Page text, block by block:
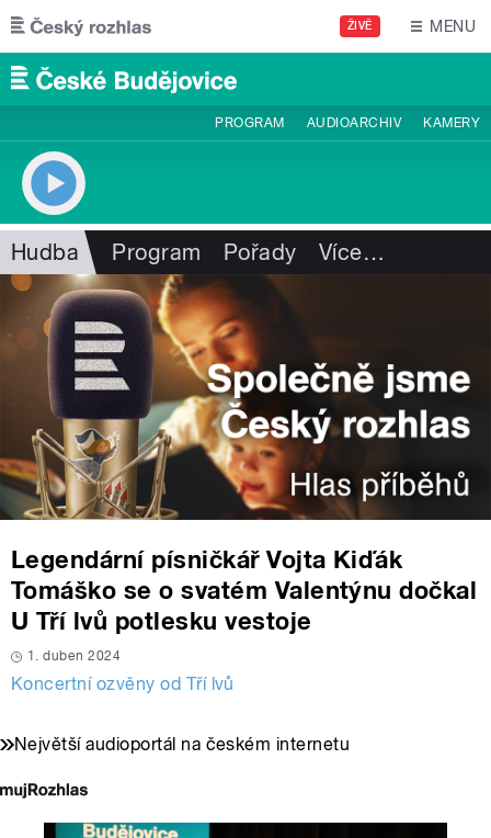
Přejít k hlavnímu obsahu
ŽIVĚ MENU
PROGRAM AUDIOARCHIV KAMERY
Hudba Program Pořady Více…
Legendární písničkář Vojta Kiďák
Tomáško se o svatém Valentýnu dočkal
U Tří lvů potlesku vestoje
1. duben 2024
Koncertní ozvěny od Tří lvů
Největší audioportál na českém internetu